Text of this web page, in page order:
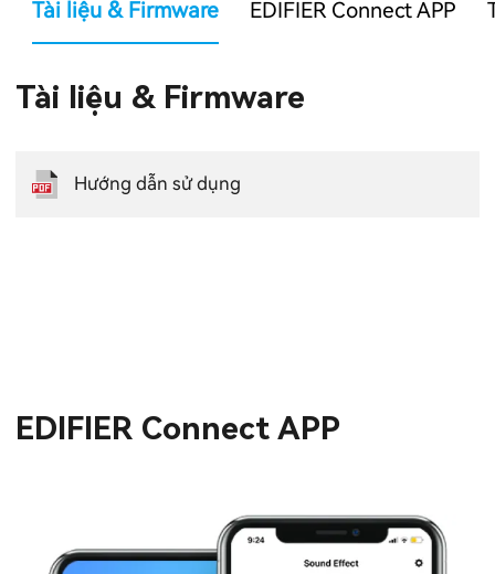
Tài liệu & Firmware EDIFIER Connect APP
Tài liệu & Firmware
Hướng dẫn sử dụng
EDIFIER Connect APP